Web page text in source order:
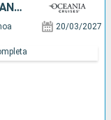
INDONESIA, VITENÃ, CAMBOJA, TAILÃNDIA, SINGAPURA
20/03/2027